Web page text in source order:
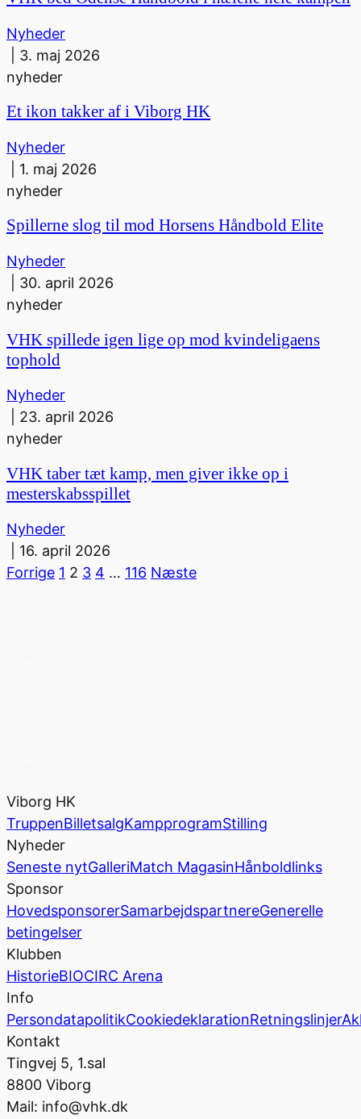
Nyheder
3. maj 2026
nyheder
Et ikon takker af i Viborg HK
Nyheder
1. maj 2026
nyheder
Spillerne slog til mod Horsens Håndbold Elite
Nyheder
30. april 2026
nyheder
VHK spillede igen lige op mod kvindeligaens
tophold
Nyheder
23. april 2026
nyheder
VHK taber tæt kamp, men giver ikke op i
mesterskabsspillet
Nyheder
16. april 2026
Forrige 1 2 3 4 … 116 Næste
Viborg HK
TruppenBilletsalgKampprogramStilling
Nyheder
Seneste nytGalleriMatch MagasinHånboldlinks
Sponsor
HovedsponsorerSamarbejdspartnereGenerelle
betingelser
Klubben
HistorieBIOCIRC Arena
Info
PersondatapolitikCookiedeklarationRetningslinjer
Kontakt
Tingvej 5, 1.sal
8800 Viborg
Mail: info@vhk.dk